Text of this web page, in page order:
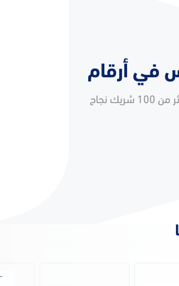
في أرقام
نجاح